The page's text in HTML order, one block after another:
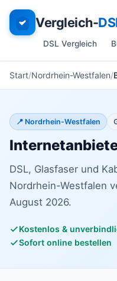
Vergleich-
DSL Vergleich
Start Nordrhein-Westfalen
📍 Nordrhein-Westfalen
DSL, Glasfaser und
Nordrhein-Westfalen
August 2026.
Kostenlos &
Sofort online bestellen